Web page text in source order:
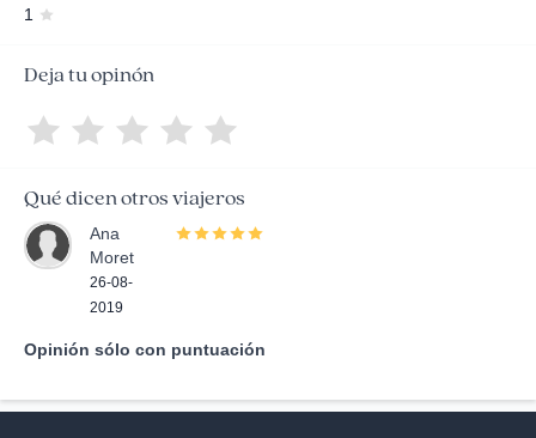
1
Deja tu opinón
Qué dicen otros viajeros
Ana
Moret
26-08-
2019
Opinión sólo con puntuación